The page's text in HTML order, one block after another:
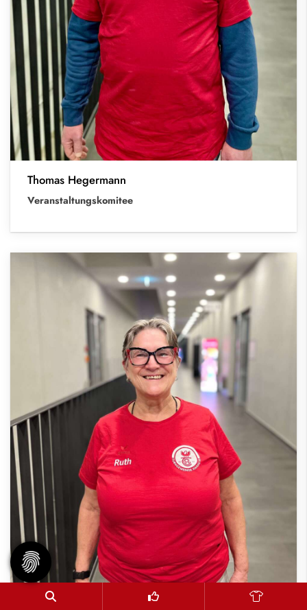
Thomas Hegermann
Veranstaltungskomitee